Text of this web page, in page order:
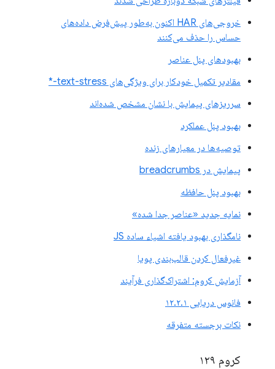
خروجی‌های HAR اکنون به‌طور پیش‌فرض داده‌های
حساس را حذف می‌کنند
بهبودهای پنل عناصر
مقادیر تکمیل خودکار برای ویژگی‌های text-stress-*
سرریزهای پیمایش با نشان مشخص شده‌اند
بهبود پنل عملکرد
توصیه‌ها در معیارهای زنده
پیمایش در breadcrumbs
بهبود پنل حافظه
نمایه جدید «عناصر جدا شده»
نامگذاری بهبود یافته اشیاء ساده JS
غیرفعال کردن قالب‌بندی پویا
آزمایش کروم: اشتراک‌گذاری فرآیند
فانوس دریایی ۱۲.۲.۱
نکات برجسته متفرقه
کروم ۱۲۹